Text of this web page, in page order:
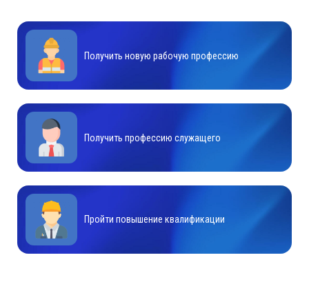
Получить новую рабочую профессию
Получить профессию служащего
Пройти повышение квалификации